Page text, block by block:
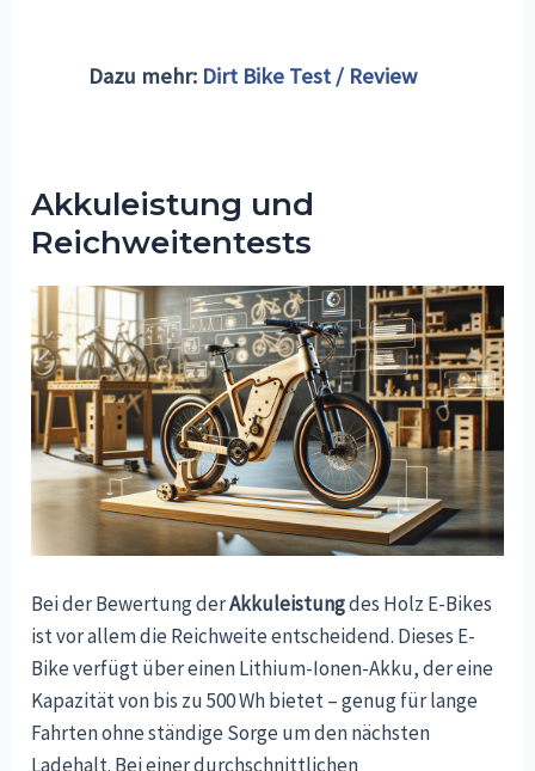
Dazu mehr: Dirt Bike Test / Review
Akkuleistung und
Reichweitentests
Bei der Bewertung derAkkuleistungdes Holz E-Bikes
ist vor allem die Reichweite entscheidend. Dieses E-
Bike verfügt über einen Lithium-Ionen-Akku, der eine
Kapazität von bis zu 500 Wh bietet – genug für lange
Fahrten ohne ständige Sorge um den nächsten
Ladehalt. Bei einer durchschnittlichen